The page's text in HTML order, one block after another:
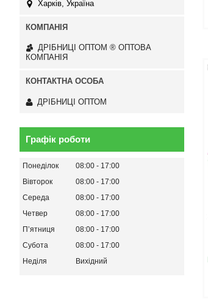
Харків, Україна
ДРІБНИЦІ ОПТОМ ® ОПТОВА
КОМПАНІЯ
ДРІБНИЦІ ОПТОМ
Графік роботи
Понеділок 08:00
17:00
Вівторок
08:00
17:00
Середа
08:00
17:00
Четвер
08:00
17:00
Пʼятниця
08:00
17:00
Субота
08:00
17:00
Неділя
Вихідний